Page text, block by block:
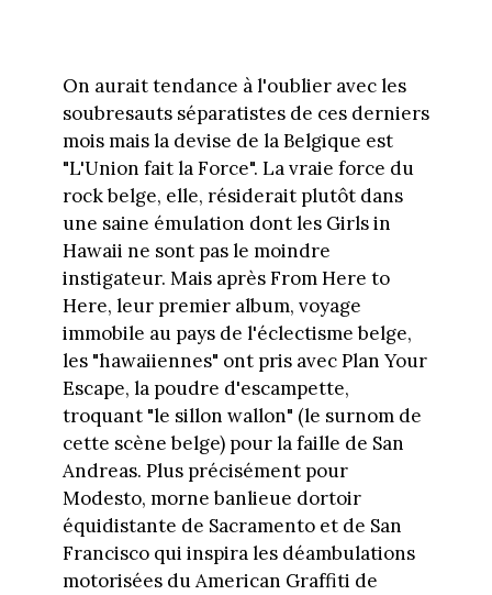
On aurait tendance à l'oublier avec les
soubresauts séparatistes de ces derniers
mois mais la devise de la Belgique est
"L'Union fait la Force". La vraie force du
rock belge, elle, résiderait plutôt dans
une saine émulation dont les Girls in
Hawaii ne sont pas le moindre
instigateur. Mais après From Here to
Here, leur premier album, voyage
immobile au pays de l'éclectisme belge,
les "hawaiiennes" ont pris avec Plan Your
Escape, la poudre d'escampette,
troquant "le sillon wallon" (le surnom de
cette scène belge) pour la faille de San
Andreas. Plus précisément pour
Modesto, morne banlieue dortoir
équidistante de Sacramento et de San
Francisco qui inspira les déambulations
motorisées du American Graffiti de